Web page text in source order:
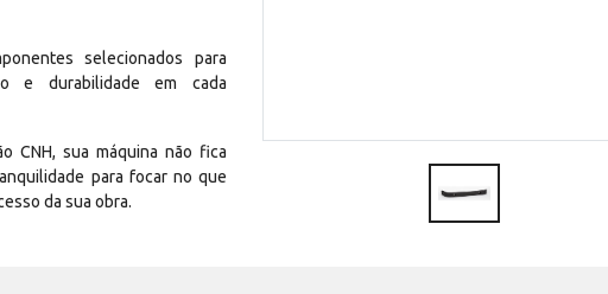
selecionados para
e durabilidade em cada
CNH, sua máquina não fica
para focar no que
da sua obra.